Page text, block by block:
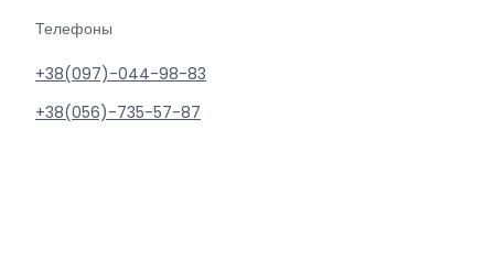
Телефоны
+38(097)-044-98-83
+38(056)-735-57-87